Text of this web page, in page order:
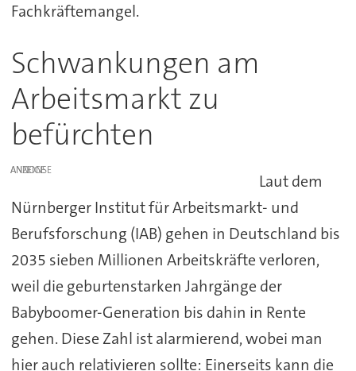
Fachkräftemangel.
Schwankungen am
Arbeitsmarkt zu
befürchten
ANZEIGE
Laut dem
Nürnberger Institut für Arbeitsmarkt- und
Berufsforschung (IAB) gehen in Deutschland bis
2035 sieben Millionen Arbeitskräfte verloren,
weil die geburtenstarken Jahrgänge der
Babyboomer-Generation bis dahin in Rente
gehen. Diese Zahl ist alarmierend, wobei man
hier auch relativieren sollte: Einerseits kann die